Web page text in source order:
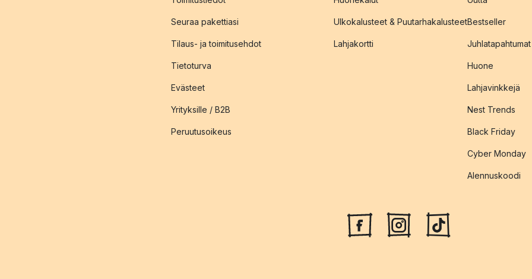
Seuraa pakettiasi
Tilaus- ja toimitusehdot
Tietoturva
Evästeet
Yrityksille / B2B
Peruutusoikeus
Ulkokalusteet & Puutarhakalusteet
Lahjakortti
Bestseller
Juhlatapahtumat
Huone
Lahjavinkkejä
Nest Trends
Black Friday
Cyber Monday
Alennuskoodi